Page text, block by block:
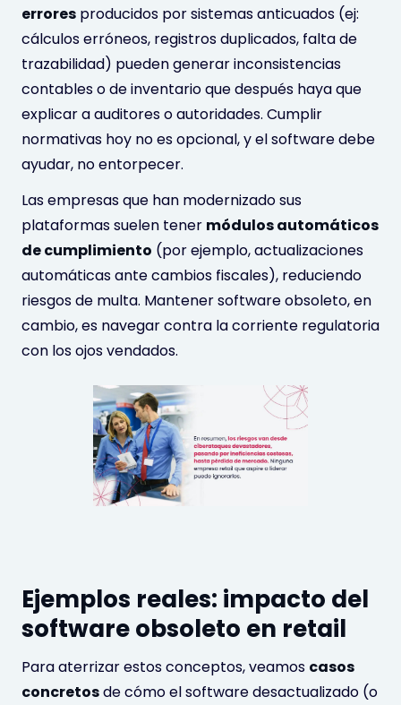
errores producidos por sistemas anticuados (ej:
cálculos erróneos, registros duplicados, falta de
trazabilidad) pueden generar inconsistencias
contables o de inventario que después haya que
explicar a auditores o autoridades. Cumplir
normativas hoy no es opcional, y el software debe
ayudar, no entorpecer.
Las empresas que han modernizado sus
plataformas suelen tener módulos automáticos
de cumplimiento (por ejemplo, actualizaciones
automáticas ante cambios fiscales), reduciendo
riesgos de multa. Mantener software obsoleto, en
cambio, es navegar contra la corriente regulatoria
con los ojos vendados.
Ejemplos reales: impacto del
software obsoleto en retail
Para aterrizar estos conceptos, veamos casos
concretosde cómo el software desactualizado (o